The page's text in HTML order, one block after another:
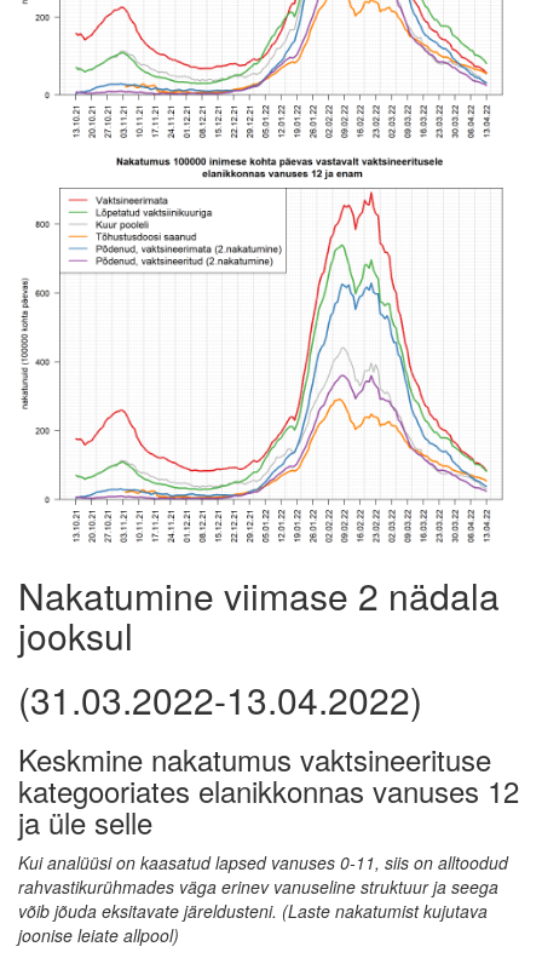
Nakatumine viimase 2 nädala
jooksul
(31.03.2022-13.04.2022)
Keskmine nakatumus vaktsineerituse
kategooriates elanikkonnas vanuses 12
ja üle selle
Kui analüüsi on kaasatud lapsed vanuses 0-11, siis on alltoodud
rahvastikurühmades väga erinev vanuseline struktuur ja seega
võib jõuda eksitavate järeldusteni. (Laste nakatumist kujutava
joonise leiate allpool)